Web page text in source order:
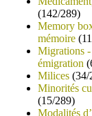
(142/289)
Memory
mémoire
Migrations
émigration
Milices (34/
Minorités
(15/289)
Modalités